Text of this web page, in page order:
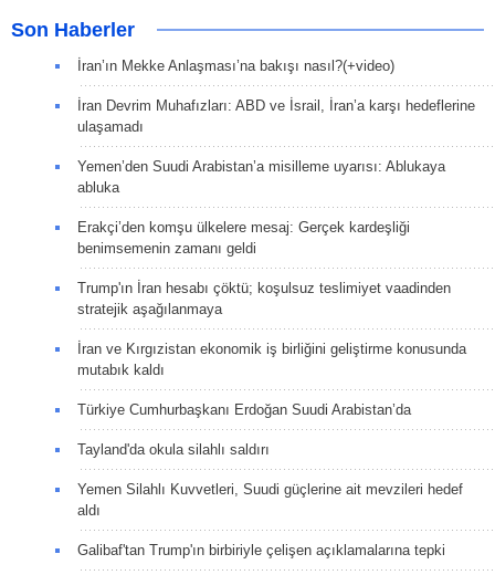
Son Haberler
İran’ın Mekke Anlaşması’na bakışı nasıl?(+video)
İran Devrim Muhafızları: ABD ve İsrail, İran’a karşı hedeflerine
ulaşamadı
Yemen’den Suudi Arabistan’a misilleme uyarısı: Ablukaya
abluka
Erakçi’den komşu ülkelere mesaj: Gerçek kardeşliği
benimsemenin zamanı geldi
Trump'ın İran hesabı çöktü; koşulsuz teslimiyet vaadinden
stratejik aşağılanmaya
İran ve Kırgızistan ekonomik iş birliğini geliştirme konusunda
mutabık kaldı
Türkiye Cumhurbaşkanı Erdoğan Suudi Arabistan’da
Tayland'da okula silahlı saldırı
Yemen Silahlı Kuvvetleri, Suudi güçlerine ait mevzileri hedef
aldı
Galibaf'tan Trump'ın birbiriyle çelişen açıklamalarına tepki